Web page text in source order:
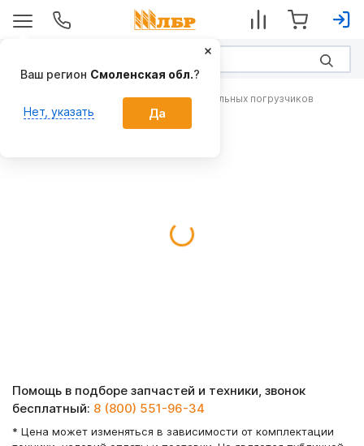
Рабочие органы для колесных фронтальных погрузчиков
Помощь в подборе запчастей и техники, звонок
бесплатный: 8 (800) 551-96-34
* Цена может изменяться в зависимости от комплектации
Ваш регион Смоленская обл.?
Нет, указать Да